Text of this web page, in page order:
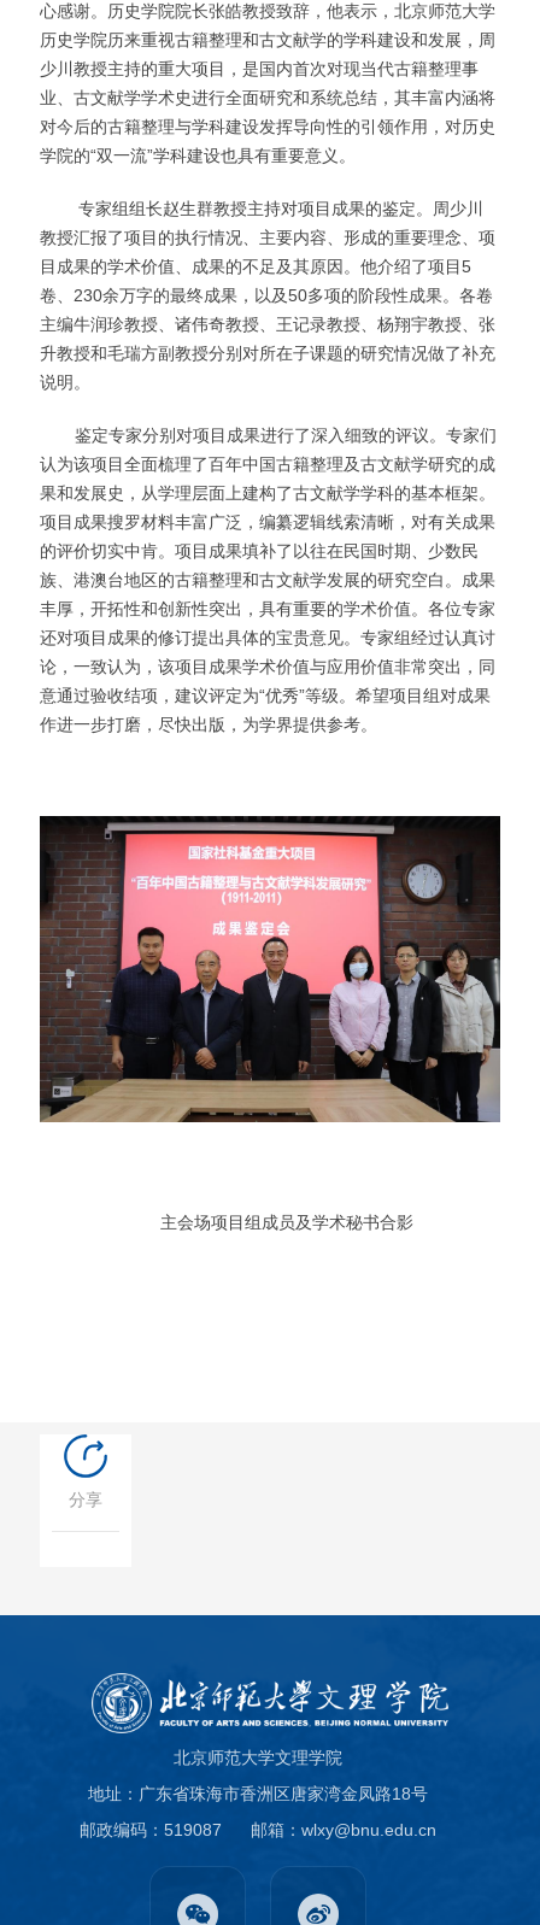
心感谢。历史学院院长张皓教授致辞，他表示，北京师范大学
历史学院历来重视古籍整理和古文献学的学科建设和发展，周
少川教授主持的重大项目，是国内首次对现当代古籍整理事
业、古文献学学术史进行全面研究和系统总结，其丰富内涵将
对今后的古籍整理与学科建设发挥导向性的引领作用，对历史
学院的“双一流”学科建设也具有重要意义。
专家组组长赵生群教授主持对项目成果的鉴定。周少川
教授汇报了项目的执行情况、主要内容、形成的重要理念、项
目成果的学术价值、成果的不足及其原因。他介绍了项目5
卷、230余万字的最终成果，以及50多项的阶段性成果。各卷
主编牛润珍教授、诸伟奇教授、王记录教授、杨翔宇教授、张
升教授和毛瑞方副教授分别对所在子课题的研究情况做了补充
说明。
鉴定专家分别对项目成果进行了深入细致的评议。专家们
认为该项目全面梳理了百年中国古籍整理及古文献学研究的成
果和发展史，从学理层面上建构了古文献学学科的基本框架。
项目成果搜罗材料丰富广泛，编纂逻辑线索清晰，对有关成果
的评价切实中肯。项目成果填补了以往在民国时期、少数民
族、港澳台地区的古籍整理和古文献学发展的研究空白。成果
丰厚，开拓性和创新性突出，具有重要的学术价值。各位专家
还对项目成果的修订提出具体的宝贵意见。专家组经过认真讨
论，一致认为，该项目成果学术价值与应用价值非常突出，同
意通过验收结项，建议评定为“优秀”等级。希望项目组对成果
作进一步打磨，尽快出版，为学界提供参考。
主会场项目组成员及学术秘书合影
分享
北京师范大学文理学院
地址：广东省珠海市香洲区唐家湾金凤路18号
邮政编码：519087
邮箱：wlxy@bnu.edu.cn